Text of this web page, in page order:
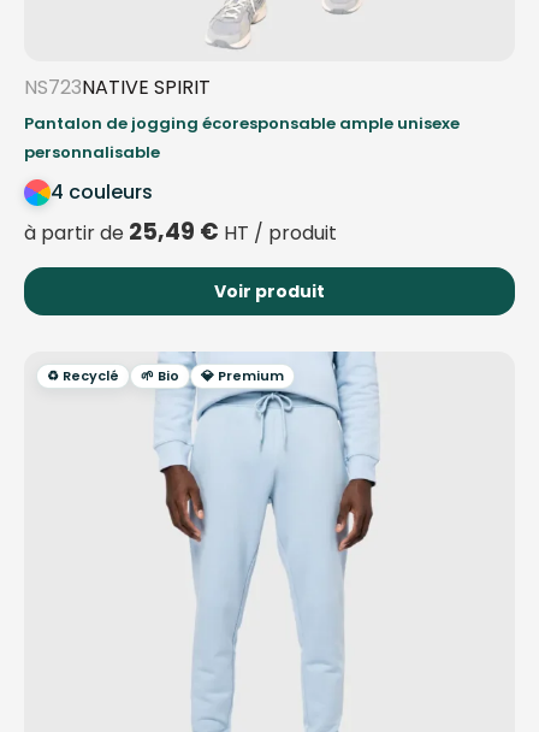
NS723NATIVE SPIRIT
Pantalon de jogging écoresponsable ample unisexe
personnalisable
4 couleurs
à partir de 25,49 € HT / produit
Voir produit
♻️ Recyclé 🌱 Bio 💎 Premium